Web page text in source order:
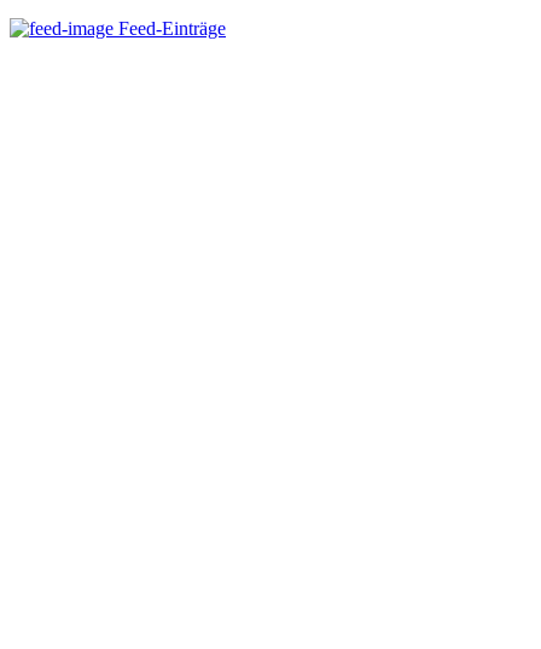
Feed-Einträge